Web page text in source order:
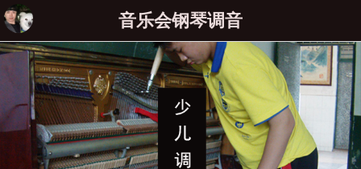
音乐会钢琴调音